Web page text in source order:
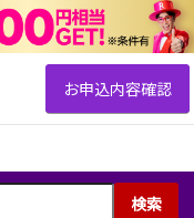
検索